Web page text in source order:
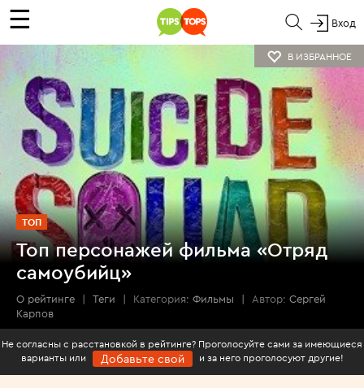
☰ Вход
В ИЗБРАННОЕ
ТОП
Топ персонажей фильма «Отряд
самоубийц»
О рейтинге | Теги | Категория: Фильмы | Автор: Сергей
Карпов
Не согласны с расстановкой в рейтинге? Проголосуйте сами за имеющиеся
варианты или
Добавьте свой и за него проголосуют другие!